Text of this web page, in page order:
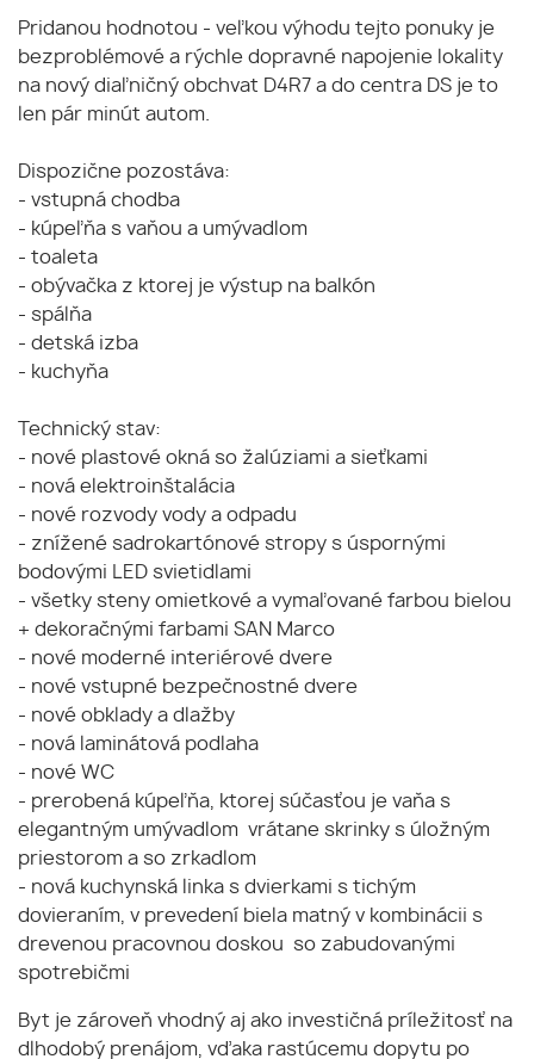
Pridanou hodnotou - veľkou výhodu tejto ponuky je
bezproblémové a rýchle dopravné napojenie lokality
na nový diaľničný obchvat D4R7 a do centra DS je to
len pár minút autom.
Dispozične pozostáva:
- vstupná chodba
- kúpeľňa s vaňou a umývadlom
- toaleta
- obývačka z ktorej je výstup na balkón
- spálňa
- detská izba
- kuchyňa
Technický stav:
- nové plastové okná so žalúziami a sieťkami
- nová elektroinštalácia
- nové rozvody vody a odpadu
- znížené sadrokartónové stropy s úspornými
bodovými LED svietidlami
- všetky steny omietkové a vymaľované farbou bielou
+ dekoračnými farbami SAN Marco
- nové moderné interiérové dvere
- nové vstupné bezpečnostné dvere
- nové obklady a dlažby
- nová laminátová podlaha
- nové WC
- prerobená kúpeľňa, ktorej súčasťou je vaňa s
elegantným umývadlom vrátane skrinky s úložným
priestorom a so zrkadlom
- nová kuchynská linka s dvierkami s tichým
dovieraním, v prevedení biela matný v kombinácii s
drevenou pracovnou doskou so zabudovanými
spotrebičmi
Byt je zároveň vhodný aj ako investičná príležitosť na
dlhodobý prenájom, vďaka rastúcemu dopytu po